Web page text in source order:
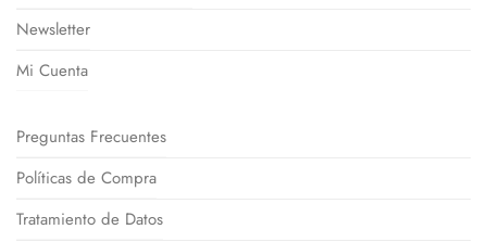
Newsletter
Mi Cuenta
Preguntas Frecuentes
Políticas de Compra
Tratamiento de Datos